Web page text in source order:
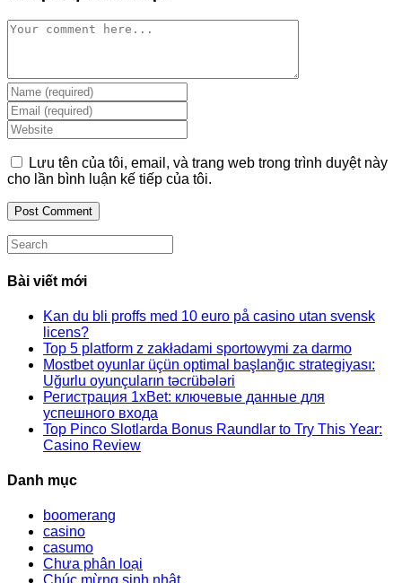
Comment
Enter
your
name
or
username
to
comment
Enter
your
email
address
to
comment
Enter
your
website
URL
Lưu tên của tôi, email, và trang web trong trình duyệt này
cho lần bình luận kế tiếp của tôi.
Search
this
website
Bài viết mới
Kan du bli proffs med 10 euro på casino utan svensk
licens?
Top 5 platform z zakładami sportowymi za darmo
Mostbet oyunlar üçün optimal başlanğıc strategiyası:
Uğurlu oyunçuların təcrübələri
Регистрация 1xBet: ключевые данные для
успешного входа
Top Pinco Slotlarda Bonus Raundlar to Try This Year:
Casino Review
Danh mục
boomerang
casino
casumo
Chưa phân loại